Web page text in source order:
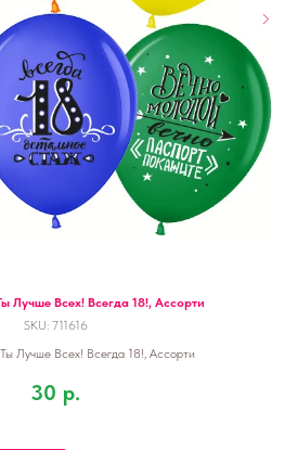
Лучше Всех! Всегда 18!, Ассорти
SKU: 711616
Лучше Всех! Всегда 18!, Ассорти
30 р.